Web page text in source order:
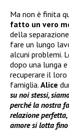
Ma non è finita
fatto un vero
della
fare un lungo
alcuni problemi.
dopo una lunga
recuperare il
famiglia. Alice
su noi stessi,
perché la nostra
relazione perfetta,
amore si lotta